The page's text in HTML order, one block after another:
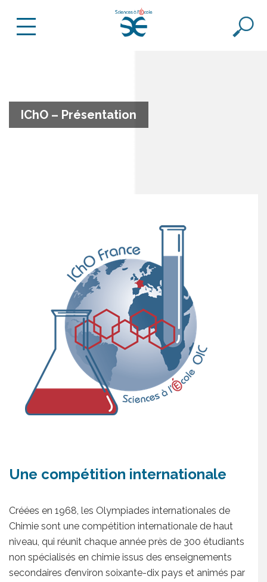
IChO – Présentation
Une compétition internationale
Créées en 1968, les Olympiades internationales de
Chimie sont une compétition internationale de haut
niveau, qui réunit chaque année près de 300 étudiants
non spécialisés en chimie issus des enseignements
secondaires d’environ soixante-dix pays et animés par